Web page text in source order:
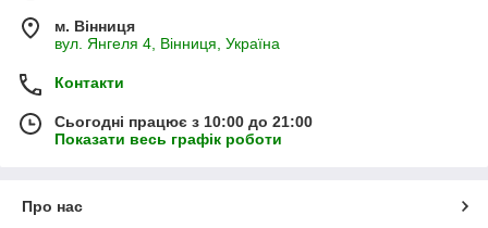
м. Вінниця
вул. Янгеля 4, Вінниця, Україна
Контакти
Сьогодні працює з 10:00 до 21:00
Показати весь графік роботи
Про нас